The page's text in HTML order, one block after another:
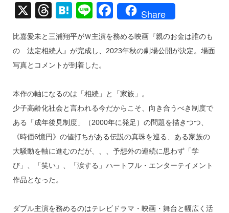
X
T
e
a
s
H
e
n
Li
e
F
c
e
o
o
k
Share
比嘉愛未と三浦翔平がＷ主演を務める映画『親のお金は誰のも
の 法定相続人』が完成し、2023年秋の劇場公開が決定。場面
写真とコメントが到着した。
本作の軸になるのは「相続」と「家族」。
少子高齢化社会と言われる今だからこそ、向き合うべき制度で
ある「成年後見制度」（2000年に発足）の問題を描きつつ、
《時価6憶円》の値打ちがある伝説の真珠を巡る、ある家族の
大騒動を軸に進むのだが、、、予想外の連続に思わず「学
び」、「笑い」、「涙する」ハートフル・エンターテイメント
作品となった。
ダブル主演を務めるのはテレビドラマ・映画・舞台と幅広く活